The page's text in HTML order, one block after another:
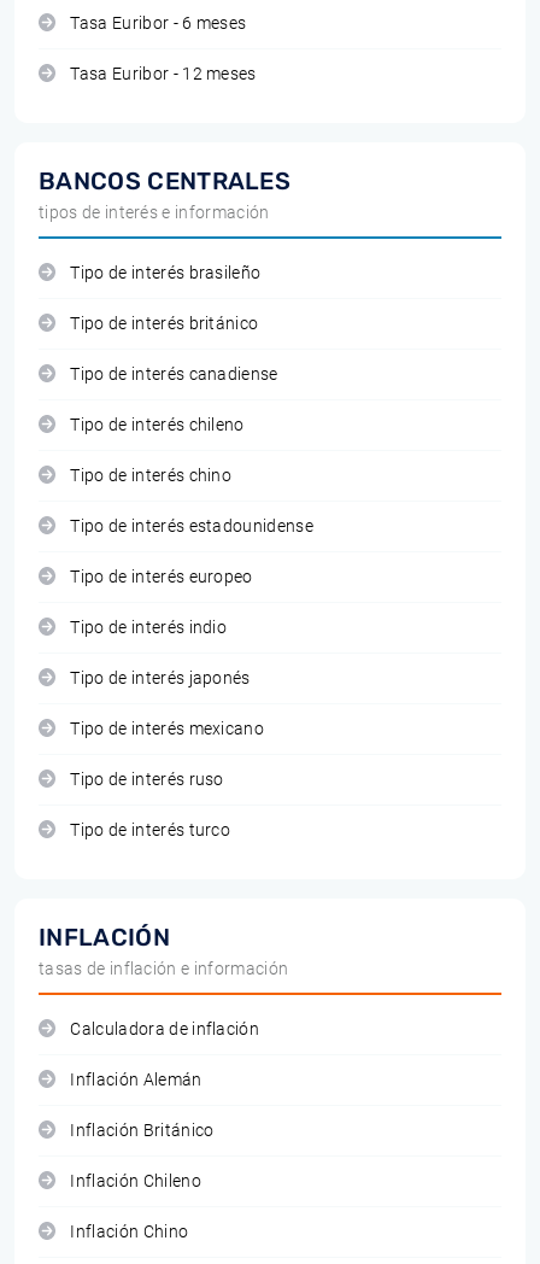
Tasa Euribor - 6 meses
Tasa Euribor - 12 meses
BANCOS CENTRALES
tipos de interés e información
Tipo de interés brasileño
Tipo de interés británico
Tipo de interés canadiense
Tipo de interés chileno
Tipo de interés chino
Tipo de interés estadounidense
Tipo de interés europeo
Tipo de interés indio
Tipo de interés japonés
Tipo de interés mexicano
Tipo de interés ruso
Tipo de interés turco
INFLACIÓN
tasas de inflación e información
Calculadora de inflación
Inflación Alemán
Inflación Británico
Inflación Chileno
Inflación Chino